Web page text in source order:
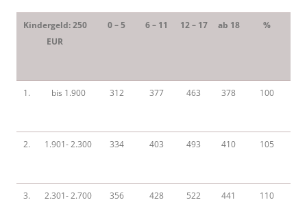
Kindergeld: 250
EUR
0 – 5 6 – 11 12 – 17 ab 18 %
1. bis 1.900 312 377 463 378 100
2. 1.901- 2.300 334 403 493 410 105
3. 2.301- 2.700 356 428 522 441 110